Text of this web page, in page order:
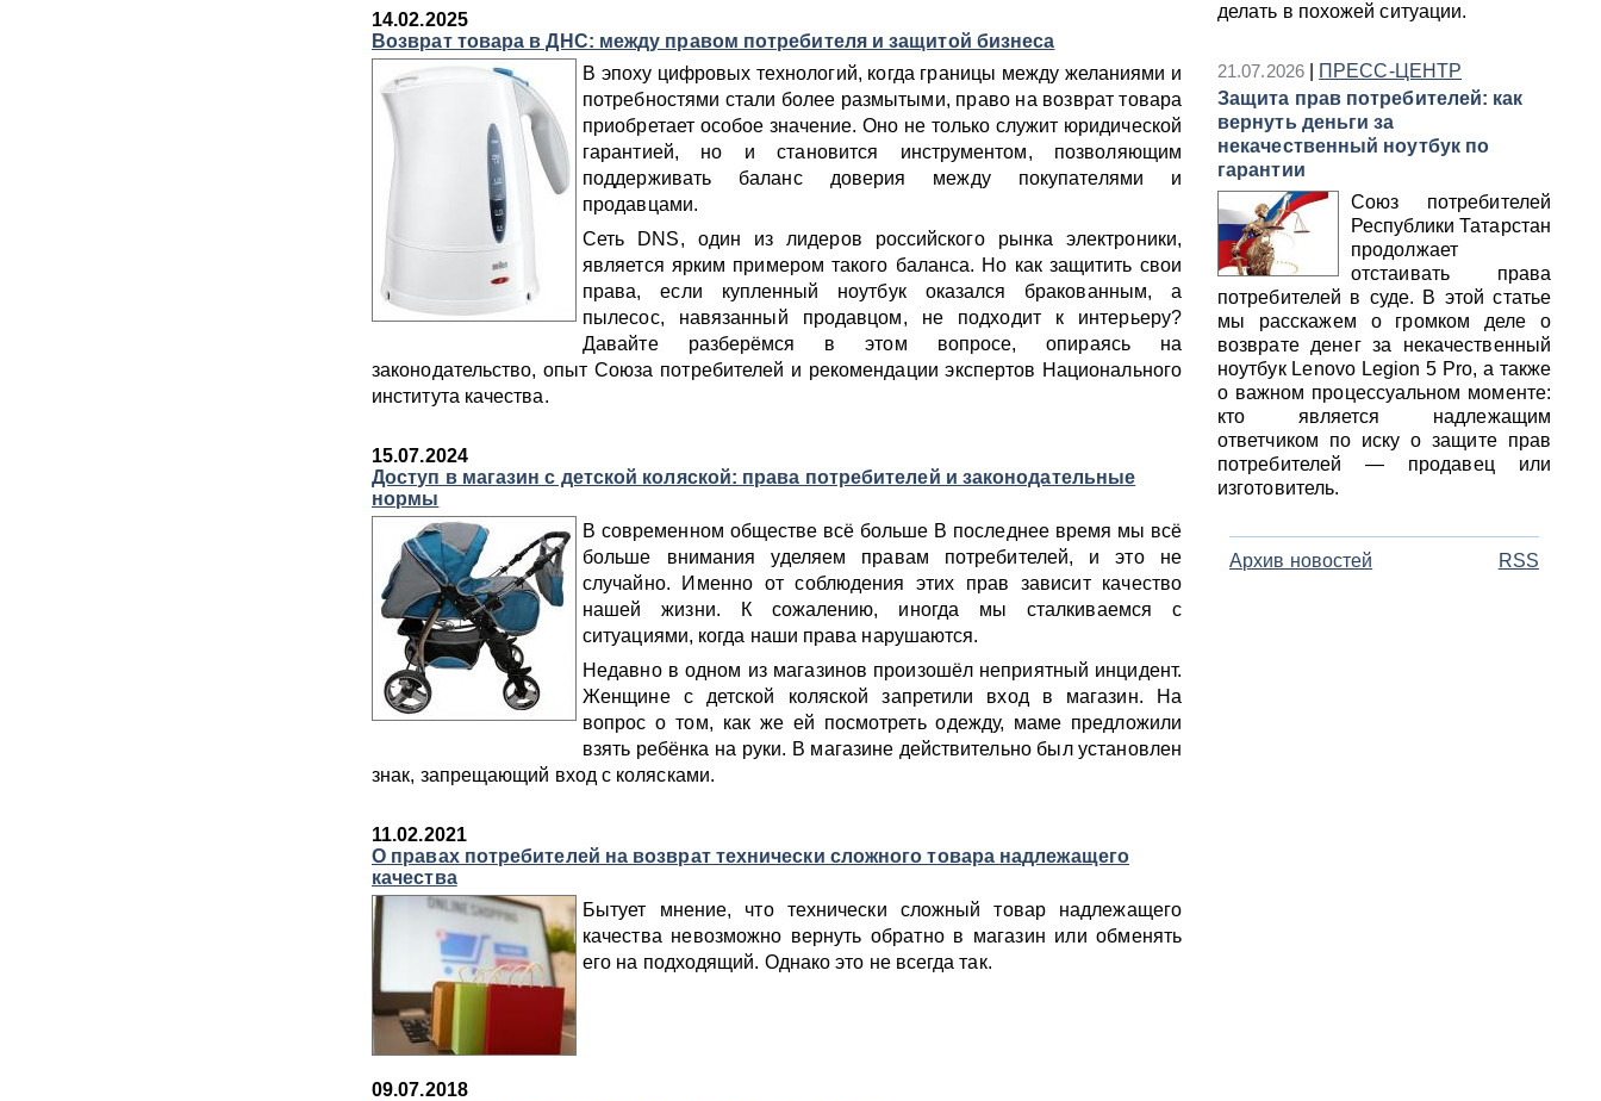
делать в похожей ситуации.
21.07.2026|
ПРЕСС-ЦЕНТР
Защита прав потребителей: как
вернуть деньги за
некачественный ноутбук по
гарантии
Союз потребителей
Республики Татарстан
продолжает
отстаивать права
потребителей в суде. В этой статье
мы расскажем о громком деле о
возврате денег за некачественный
ноутбук Lenovo Legion 5 Pro, а также
о важном процессуальном моменте:
кто является надлежащим
ответчиком по иску о защите прав
потребителей — продавец или
изготовитель.
Архив новостей RSS
14.02.2025
Возврат товара в ДНС: между правом потребителя и защитой бизнеса
В эпоху цифровых технологий, когда границы между желаниями и
потребностями стали более размытыми, право на возврат товара
приобретает особое значение. Оно не только служит юридической
гарантией, но и становится инструментом, позволяющим
поддерживать баланс доверия между покупателями и
продавцами.
Сеть DNS, один из лидеров российского рынка электроники,
является ярким примером такого баланса. Но как защитить свои
права, если купленный ноутбук оказался бракованным, а
пылесос, навязанный продавцом, не подходит к интерьеру?
Давайте разберёмся в этом вопросе, опираясь на
законодательство, опыт Союза потребителей и рекомендации экспертов Национального
института качества.
15.07.2024
Доступ в магазин с детской коляской: права потребителей и законодательные
нормы
В современном обществе всё больше В последнее время мы всё
больше внимания уделяем правам потребителей, и это не
случайно. Именно от соблюдения этих прав зависит качество
нашей жизни. К сожалению, иногда мы сталкиваемся с
ситуациями, когда наши права нарушаются.
Недавно в одном из магазинов произошёл неприятный инцидент.
Женщине с детской коляской запретили вход в магазин. На
вопрос о том, как же ей посмотреть одежду, маме предложили
взять ребёнка на руки. В магазине действительно был установлен
знак, запрещающий вход с колясками.
11.02.2021
О правах потребителей на возврат технически сложного товара надлежащего
качества
Бытует мнение, что технически сложный товар надлежащего
качества невозможно вернуть обратно в магазин или обменять
его на подходящий. Однако это не всегда так.
09.07.2018